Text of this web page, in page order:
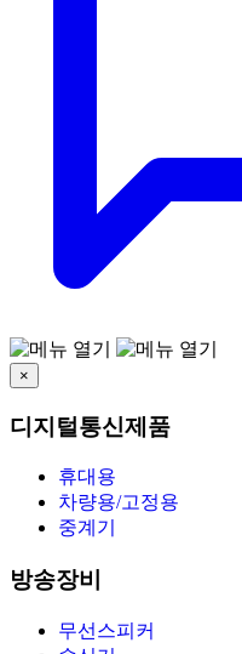
×
디지털통신제품
휴대용
차량용/고정용
중계기
방송장비
무선스피커